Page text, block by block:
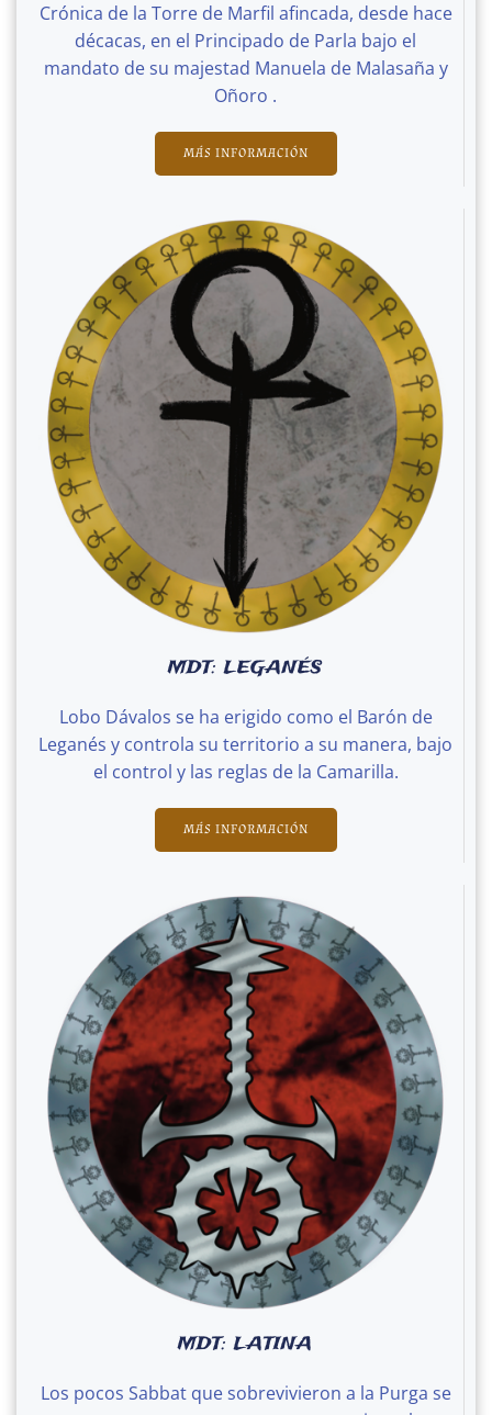
Crónica de la Torre de Marfil afincada, desde hace
décacas, en el Principado de Parla bajo el
mandato de su majestad Manuela de Malasaña y
Oñoro .
MÁS INFORMACIÓN
MDT: LEGANÉS
Lobo Dávalos se ha erigido como el Barón de
Leganés y controla su territorio a su manera, bajo
el control y las reglas de la Camarilla.
MÁS INFORMACIÓN
MDT: LATINA
Los pocos Sabbat que sobrevivieron a la Purga se